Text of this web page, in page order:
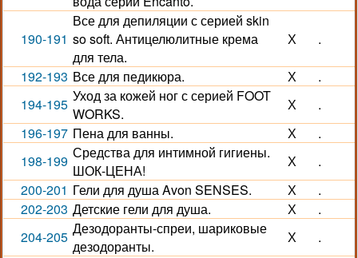
190-191
Все для депиляции с серией skin
so soft. Антицелюлитные крема
для тела.
Х .
192-193 Все для педикюра. Х
.
194-195 Уход за кожей ног с серией FOOT
WORKS.
Х
.
196-197 Пена для ванны. Х
.
198-199 Средства для интимной гигиены.
ШОК-ЦЕНА!
Х
.
200-201 Гели для душа Avon SENSES. Х
.
202-203 Детские гели для душа. Х
.
204-205 Дезодоранты-спреи, шариковые
дезодоранты.
Х
.